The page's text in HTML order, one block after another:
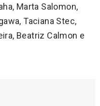
Marta Salomon,
Taciana Stec,
Beatriz Calmon e